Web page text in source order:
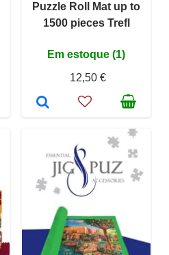
Puzzle Roll Mat up to
1500 pieces Trefl
Em estoque (1)
12,50 €